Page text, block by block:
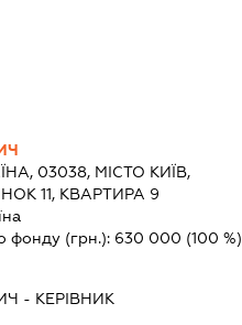
03038, МІСТО КИЇВ,
11, КВАРТИРА 9
фонду (грн.): 630 000 (100 %)
- КЕРІВНИК